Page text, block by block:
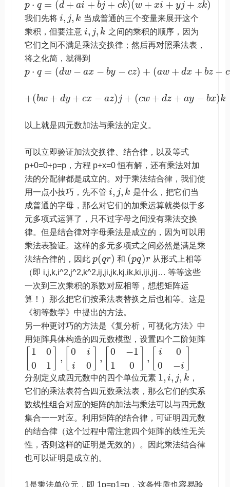
p ⋅ q = (d + ai + bj + ck)(w + xi + yj + zk)
我们先将 i, j, k 当成普通的三个变量来展开这个
乘积，但要注意 i, j, k 之间的乘积的顺序，因为
它们之间不满足乘法交换律；然后再对照乘法表，
将之化简，就得到
p ⋅ q = (dw − ax − by − cz) + (aw + dx + bz − c
+(bw + dy + cx − az) j + (cw + dz + ay − bx)k
以上就是四元数加法与乘法的定义。
可以立即验证加法交换律、结合律，以及等式
p+0=0+p=p，方程 p+x=0 恒有解，还有乘法对加
法的分配律都是成立的。对于乘法结合律，我们使
用一点小技巧，先不管 i, j, k 是什么，把它们当
成普通的字母，那么对它们的加乘运算就类似于多
元多项式运算了，只不过字母之间没有乘法交换
律。但是结合律对字母乘法是成立的，因为可以用
乘法表验证。这样的多元多项式之间必然是满足乘
法结合律的，因此 p(qr) 和 (pq)r从形式上相等
（即 i,j,k,i^2,j^2,k^2,ij,ji,jk,kj,ik,ki,iji,jij… 等等这些
一次到三次乘积的系数对应相等，想想矩阵运
算！）那么把它们按乘法表替换之后也相等。这是
《初等数学》中提出的方法。
另一种更讨巧的方法是《复分析，可视化方法》中
用矩阵具体构造的四元数模型，设置四个二阶矩阵
1
0
0
1
,
0
i
i
0
,
0
1
−1
0
, i
0
0
−i
分别定义成四元数中的四个单位元素 1, i, j, k ，
它们的乘法表符合四元数乘法表，那么它们的实系
数线性组合对应的矩阵的加法与乘法可以与四元数
集合一一对应。利用矩阵的结合律，可证明四元数
的结合律（这个过程中需注意四个矩阵的线性无关
性，否则这样的证明是无效的）。因此乘法结合律
也可以证明是成立的。
1是乘法单位元，即 1p=p1=p，这条性质也容易验